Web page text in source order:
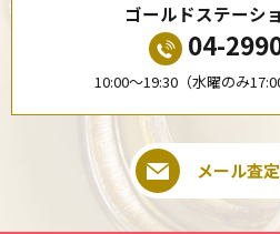
ゴールドステーシ
04-
10:00〜19:30（水曜のみ
メール査